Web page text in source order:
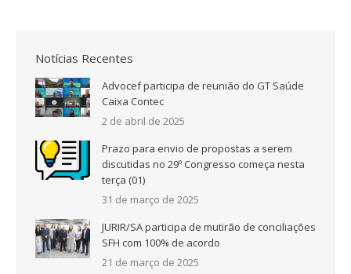
Notícias Recentes
Advocef participa de reunião do GT Saúde
Caixa Contec
2 de abril de 2025
Prazo para envio de propostas a serem
discutidas no 29º Congresso começa nesta
terça (01)
31 de março de 2025
JURIR/SA participa de mutirão de conciliações
SFH com 100% de acordo
21 de março de 2025